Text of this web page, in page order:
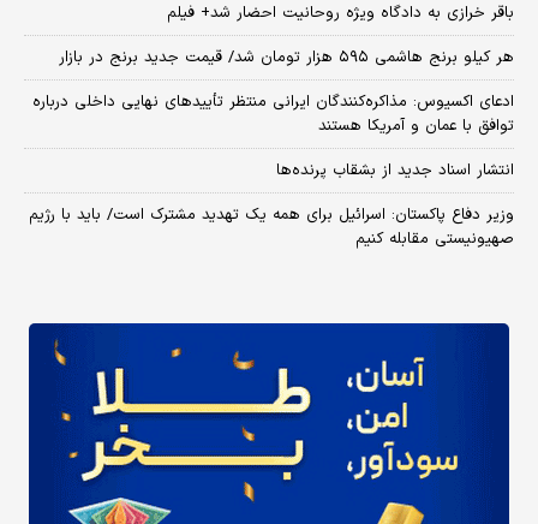
باقر خرازی به دادگاه ویژه روحانیت احضار شد+ فیلم
هر کیلو برنج هاشمی ۵۹۵ هزار تومان شد/ قیمت جدید برنج در بازار
ادعای اکسیوس: مذاکره‌کنندگان ایرانی منتظر تأییدهای نهایی داخلی درباره
توافق با عمان و آمریکا هستند
انتشار اسناد جدید از بشقاب پرنده‌ها
وزیر دفاع پاکستان: اسرائیل برای همه یک تهدید مشترک است/ باید با رژیم
صهیونیستی مقابله کنیم